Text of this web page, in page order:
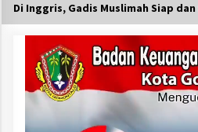
Di Inggris, Gadis Muslimah Siap